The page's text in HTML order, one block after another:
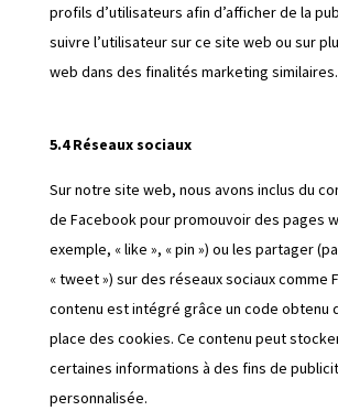
profils d’utilisateurs afin d’afficher de la
suivre l’utilisateur sur ce site web ou sur
web dans des finalités marketing similaires.
5.4 Réseaux sociaux
Sur notre site web, nous avons inclus du
de Facebook pour promouvoir des pages
exemple, « like », « pin ») ou les partager
« tweet ») sur des réseaux sociaux comme
contenu est intégré grâce un code obtenu
place des cookies. Ce contenu peut
certaines informations à des fins de
personnalisée.